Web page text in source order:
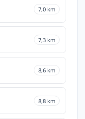
7,0 km
7,3 km
8,6 km
8,8 km